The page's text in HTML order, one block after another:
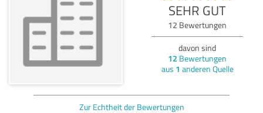
SEHR GUT
12 Bewertungen
davon sind
12 Bewertungen
aus 1 anderen Quelle
Zur Echtheit der Bewertungen